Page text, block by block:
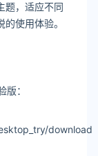
题，适应不同
使用体验。
：
download